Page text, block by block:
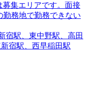
集エリアです。面接
勤務地で勤務できない
宿駅、東中野駅、高田
宿駅、西早稲田駅